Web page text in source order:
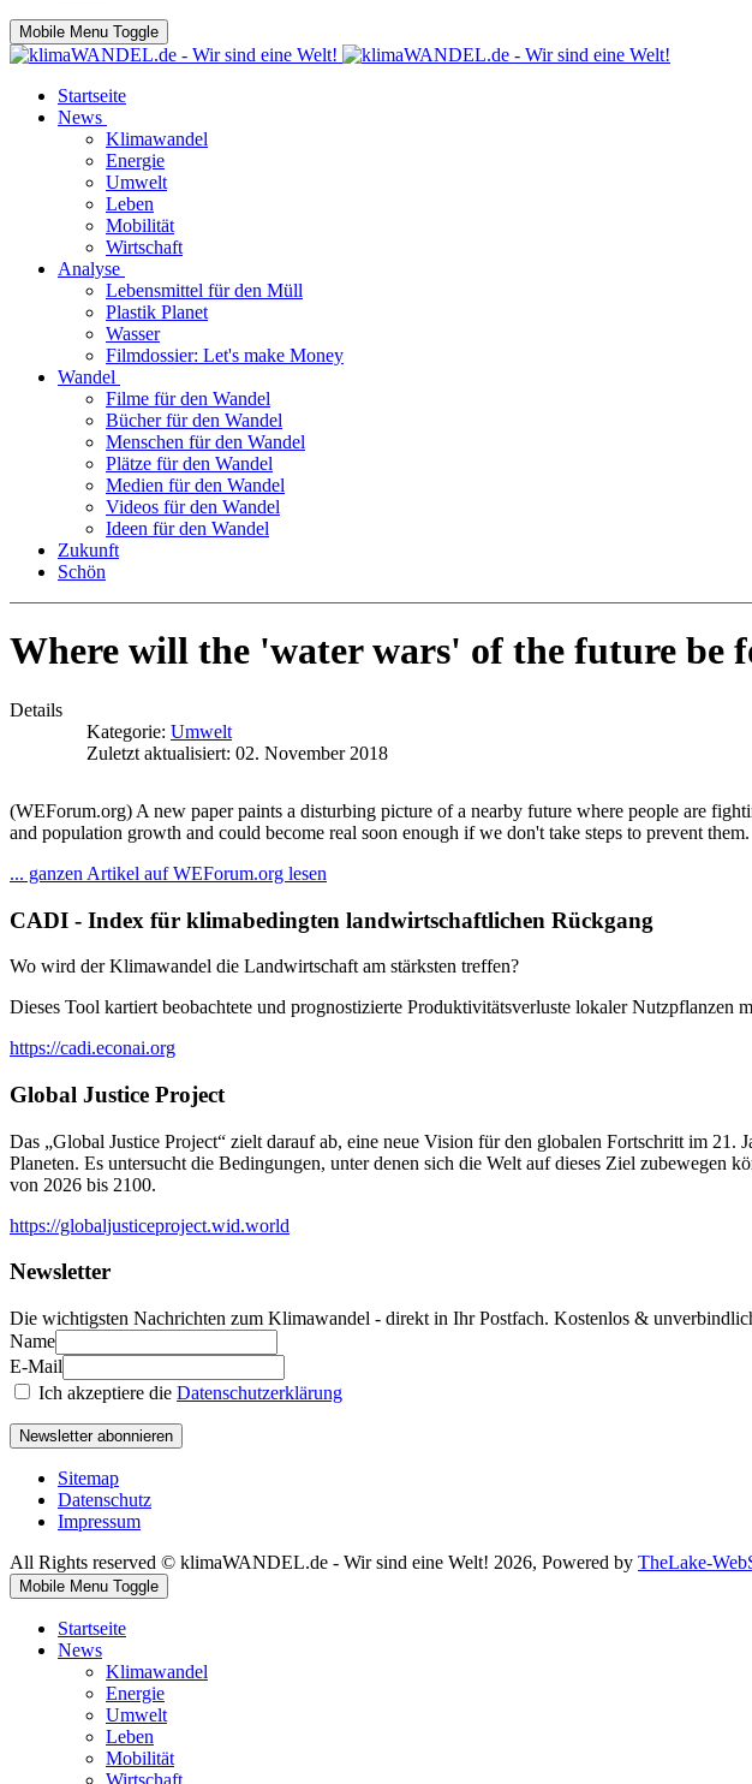
Mobile Menu Toggle
Startseite
News
Klimawandel
Energie
Umwelt
Leben
Mobilität
Wirtschaft
Analyse
Lebensmittel für den Müll
Plastik Planet
Wasser
Filmdossier: Let's make Money
Wandel
Filme für den Wandel
Bücher für den Wandel
Menschen für den Wandel
Plätze für den Wandel
Medien für den Wandel
Videos für den Wandel
Ideen für den Wandel
Zukunft
Schön
Where will the 'water wars' of the future be
Details
Kategorie: Umwelt
Zuletzt aktualisiert: 02. November 2018
(WEForum.org) A new paper paints a disturbing picture of a nearby future where people are
and population growth and could become real soon enough if we don't take steps to prevent them.
... ganzen Artikel auf WEForum.org lesen
CADI - Index für klimabedingten landwirtschaftlichen Rückgang
Wo wird der Klimawandel die Landwirtschaft am stärksten treffen?
Dieses Tool kartiert beobachtete und prognostizierte Produktivitätsverluste lokaler
https://cadi.econai.org
Global Justice Project
Das „Global Justice Project“ zielt darauf ab, eine neue Vision für den globalen Fortschritt im
Planeten. Es untersucht die Bedingungen, unter denen sich die Welt auf dieses Ziel
von 2026 bis 2100.
https://globaljusticeproject.wid.world
Newsletter
Die wichtigsten Nachrichten zum Klimawandel - direkt in Ihr Postfach. Kostenlos &
Name
E-Mail
Ich akzeptiere die Datenschutzerklärung
Newsletter abonnieren
Sitemap
Datenschutz
Impressum
All Rights reserved © klimaWANDEL.de - Wir sind eine Welt! 2026, Powered by TheLake-
Mobile Menu Toggle
Startseite
News
Klimawandel
Energie
Umwelt
Leben
Mobilität